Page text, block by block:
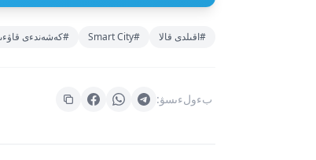
#اقىلدى قالا #Smart City #كەشەندءى
بءولءىسۋ: